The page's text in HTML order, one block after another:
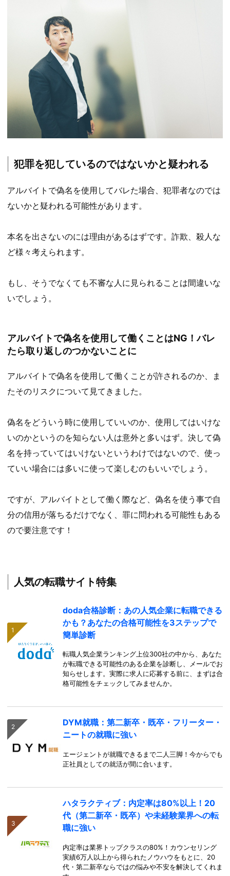
犯罪を犯しているのではないかと疑われる
アルバイトで偽名を使用してバレた場合、犯罪者なのでは
ないかと疑われる可能性があります。
本名を出さないのには理由があるはずです。詐欺、殺人な
ど様々考えられます。
もし、そうでなくても不審な人に見られることは間違いな
いでしょう。
アルバイトで偽名を使用して働くことはNG！バレ
たら取り返しのつかないことに
アルバイトで偽名を使用して働くことが許されるのか、ま
たそのリスクについて見てきました。
偽名をどういう時に使用していいのか、使用してはいけな
いのかというのを知らない人は意外と多いはず。決して偽
名を持っていてはいけないというわけではないので、使っ
ていい場合には多いに使って楽しむのもいいでしょう。
ですが、アルバイトとして働く際など、偽名を使う事で自
分の信用が落ちるだけでなく、罪に問われる可能性もある
ので要注意です！
人気の転職サイト特集
doda合格診断：あの人気企業に転職できる
かも？あなたの合格可能性を3ステップで
簡単診断
転職人気企業ランキング上位300社の中から、あなた
が転職できる可能性のある企業を診断し、メールでお
知らせします。実際に求人に応募する前に、まずは合
格可能性をチェックしてみませんか。
DYM就職：第二新卒・既卒・フリーター・
ニートの就職に強い
エージェントが就職できるまで二人三脚！今からでも
正社員としての就活が間に合います。
ハタラクティブ：内定率は80%以上！20
代（第二新卒・既卒）や未経験業界への転
職に強い
内定率は業界トップクラスの80%！カウンセリング
実績6万人以上から得られたノウハウをもとに、20
代・第二新卒ならではの悩みや不安を解決してくれま